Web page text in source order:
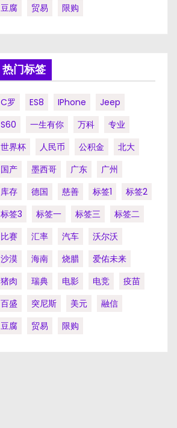
豆腐
贸易 限购
热门标签
C罗 ES8 IPhone
Jeep
S60
一生有你 万科
专业
世界杯
人民币 公积金
北大
国产
墨西哥 广东
广州
库存
德国 慈善 标签1
标签2
标签3
标签一 标签三
标签二
比赛
汇率 汽车
沃尔沃
沙漠
海南 烧腊
爱佑未来
猪肉
瑞典 电影 电竞
疫苗
百盛
突尼斯 美元
融信
豆腐
贸易 限购